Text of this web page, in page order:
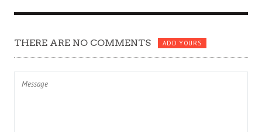
THERE ARE NO COMMENTS ADD YOURS